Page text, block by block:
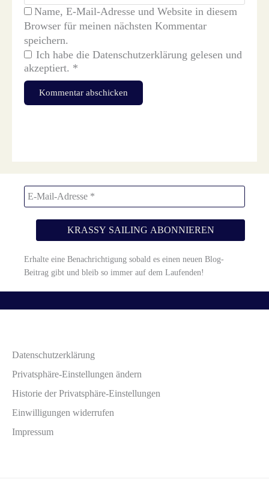
Name, E-Mail-Adresse und Website in diesem
Browser für meinen nächsten Kommentar
speichern.
Ich habe die Datenschutzerklärung gelesen und
akzeptiert. *
Erhalte eine Benachrichtigung sobald es einen neuen Blog-
Beitrag gibt und bleib so immer auf dem Laufenden!
Datenschutzerklärung
Privatsphäre-Einstellungen ändern
Historie der Privatsphäre-Einstellungen
Einwilligungen widerrufen
Impressum